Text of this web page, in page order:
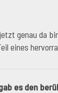
genau da
eines
es den